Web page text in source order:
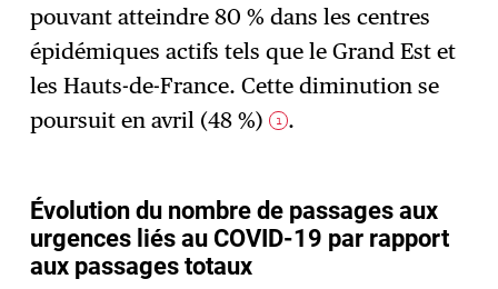
pouvant atteindre 80 % dans les centres
épidémiques actifs tels que le Grand Est et
les Hauts-de-France. Cette diminution se
poursuit en avril (48 %) 1 .